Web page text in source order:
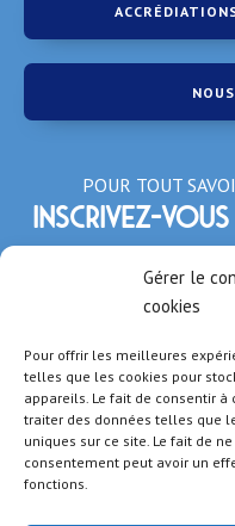
Gérer le
cookies
Pour offrir les meilleures
telles que les cookies pour
appareils. Le fait de consentir
traiter des données telles que
uniques sur ce site. Le fait de
consentement peut avoir un
fonctions.
POUR TOUT
Inscrivez-
*Champs obligatoires